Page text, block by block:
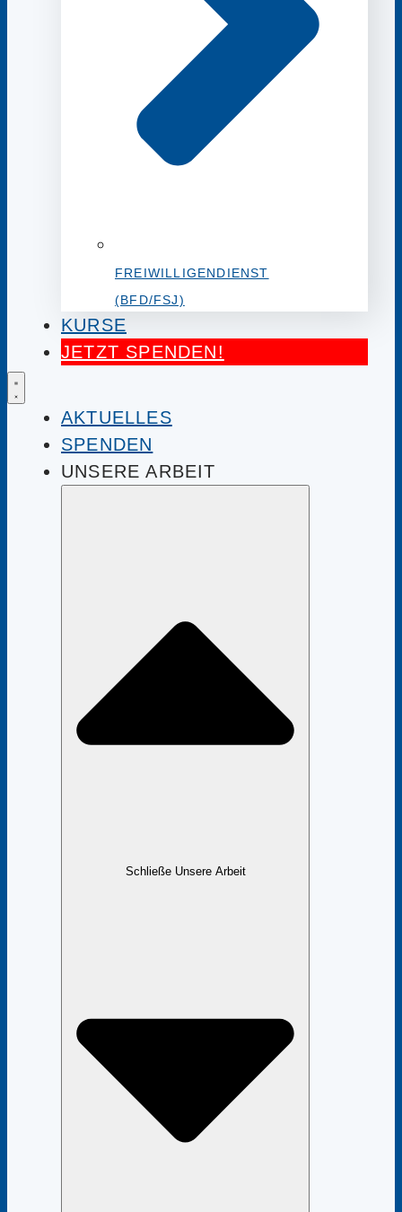
FREIWILLIGENDIENST
(BFD/FSJ)
KURSE
JETZT SPENDEN!
AKTUELLES
SPENDEN
UNSERE ARBEIT
Schließe Unsere Arbeit